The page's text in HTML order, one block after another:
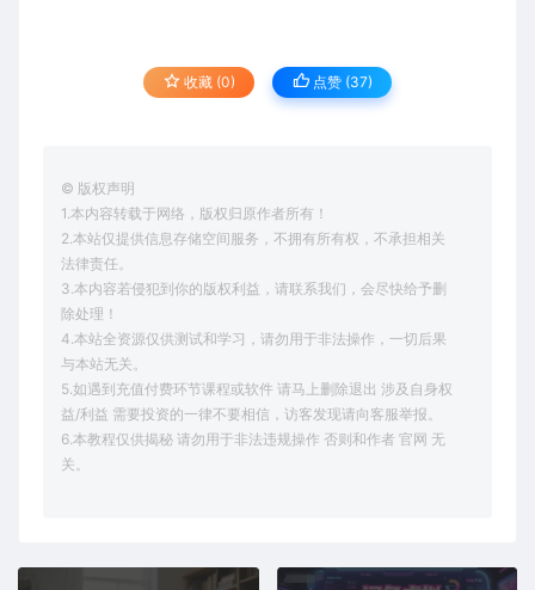
收藏 (0) 点赞 (37)
© 版权声明
1.本内容转载于网络，版权归原作者所有！
2.本站仅提供信息存储空间服务，不拥有所有权，不承担相关
法律责任。
3.本内容若侵犯到你的版权利益，请联系我们，会尽快给予删
除处理！
4.本站全资源仅供测试和学习，请勿用于非法操作，一切后果
与本站无关。
5.如遇到充值付费环节课程或软件 请马上删除退出 涉及自身权
益/利益 需要投资的一律不要相信，访客发现请向客服举报。
6.本教程仅供揭秘 请勿用于非法违规操作 否则和作者 官网 无
关。